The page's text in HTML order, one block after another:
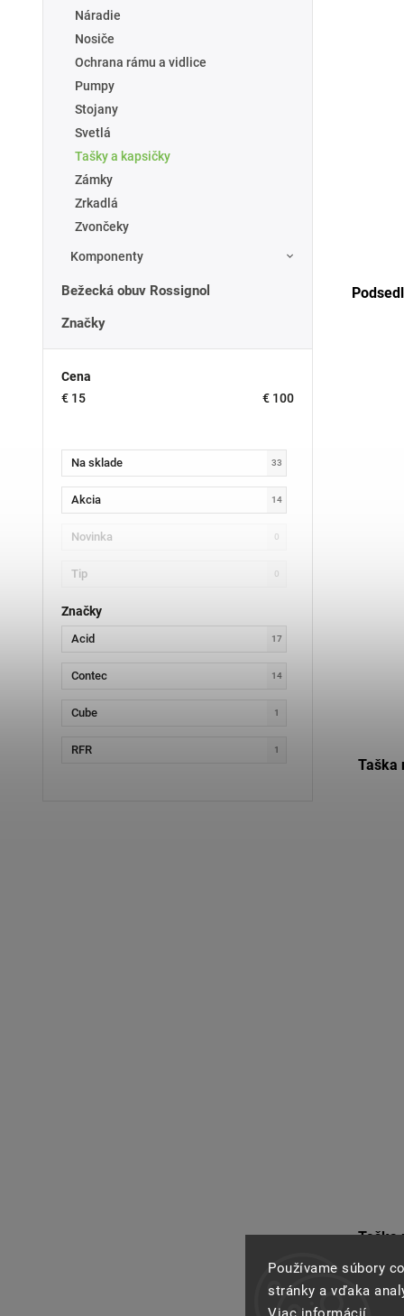
Používame súbory
stránky a vďaka
Náradie
Nosiče
Ochrana rámu a vidlice
Pumpy
Stojany
Svetlá
Tašky a kapsičky
Zámky
Zrkadlá
Zvončeky
Komponenty
Bežecká obuv Rossignol
Značky
Cena
€ 15 € 100
Na sklade 33
Akcia 14
Novinka 0
Tip 0
Značky
Acid 17
Contec 14
Cube 1
RFR 1
Taška
Taška